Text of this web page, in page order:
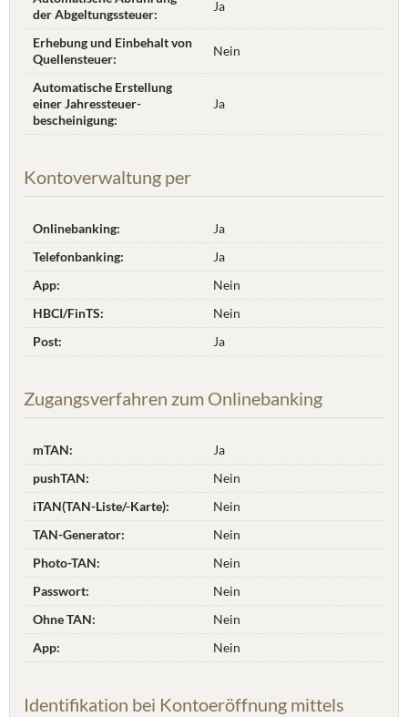
der Abgeltungssteuer:
Ja
Erhebung und Einbehalt von
Quellensteuer:
Nein
Automatische Erstellung
einer Jahres­steuer­
bescheinigung:
Ja
Kontoverwaltung per
Onlinebanking:
Ja
Telefonbanking:
Ja
App:
Nein
HBCI/FinTS:
Nein
Post:
Ja
Zugangsverfahren zum Onlinebanking
mTAN:
Ja
pushTAN:
Nein
iTAN(TAN-Liste/-Karte):
Nein
TAN-Generator:
Nein
Photo-TAN:
Nein
Passwort:
Nein
Ohne TAN:
Nein
App:
Nein
Identifikation bei Kontoeröffnung mittels